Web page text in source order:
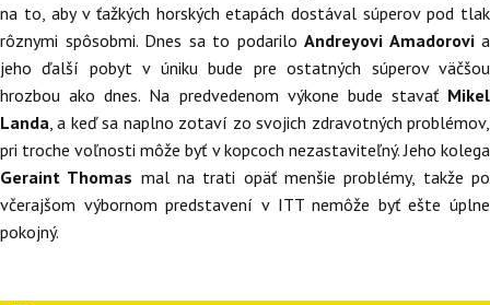
na to, aby v ťažkých horských etapách dostával súperov pod tlak
rôznymi spôsobmi. Dnes sa to podarilo Andreyovi Amadorovia
jeho ďalší pobyt v úniku bude pre ostatných súperov väčšou
hrozbou ako dnes. Na predvedenom výkone bude stavaťMikel
Landa , a keď sa naplno zotaví zo svojich zdravotných problémov,
pri troche voľnosti môže byť v kopcoch nezastaviteľný. Jeho kolega
Geraint Thomas mal na trati opäť menšie problémy, takže po
včerajšom výbornom predstavení v ITT nemôže byť ešte úplne
pokojný.